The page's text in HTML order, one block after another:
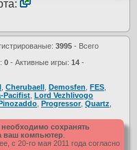
3995 - Всего
0 - Активные игры: 14 -
Cherubaell Demosfen FES
Pacifist
Lord Vezhlivogo
Pinozaddo Progressor, Quartz
сохранять
ваш компьютер
с 20-го мая 2011 года согласно